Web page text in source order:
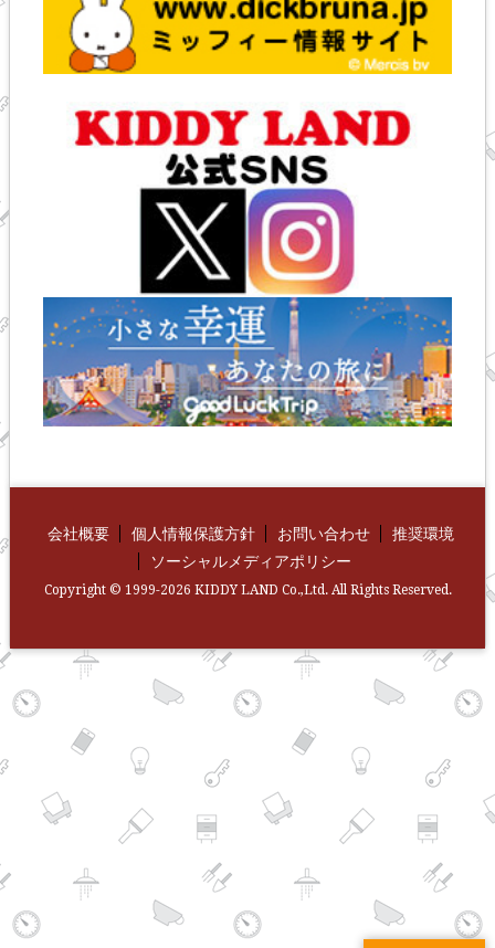
会社概要 個人情報保護方針 お問い合わせ
推奨環境
ソーシャルメディアポリシー
Copyright © 1999-2026 KIDDY LAND Co.,Ltd. All Rights Reserved.